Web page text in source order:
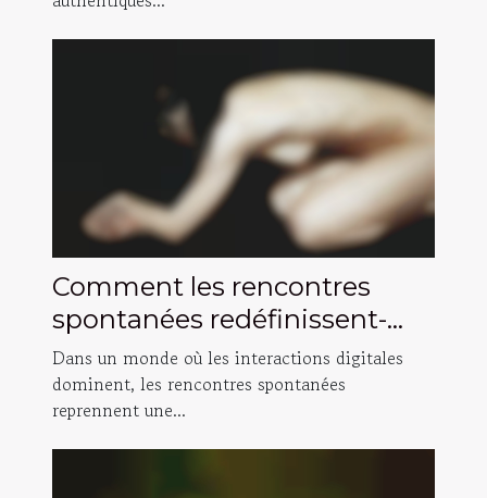
Comment les rencontres
spontanées redéfinissent-
elles la connexion humaine ?
Dans un monde où les interactions digitales
dominent, les rencontres spontanées
reprennent une...